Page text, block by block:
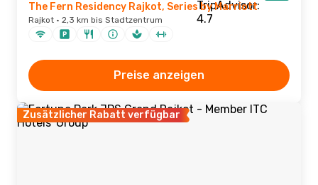
The Fern Residency Rajkot, Series by Marriott
Rajkot · 2,3 km bis Stadtzentrum
Preise anzeigen
Zusätzlicher Rabatt verfügbar